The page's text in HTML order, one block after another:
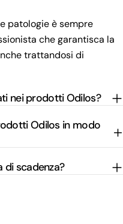
patologie è sempre
che garantisca la
trattandosi di
nei prodotti Odilos?
Odilos in modo
di scadenza?